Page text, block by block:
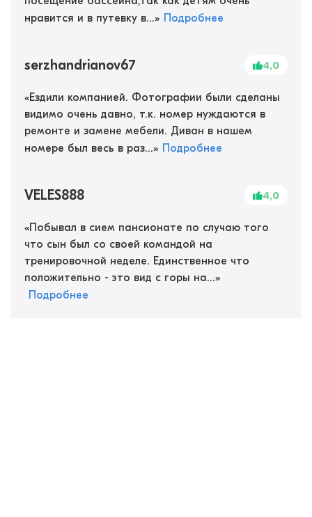
нравится и в путевку в...» Подробнее
serzhandrianov67 4,0
«Ездили компанией. Фотографии были сделаны
видимо очень давно, т.к. номер нуждаются в
ремонте и замене мебели. Диван в нашем
номере был весь в раз...» Подробнее
VELES888 4,0
«Побывал в сием пансионате по случаю того
что сын был со своей командой на
тренировочной неделе. Единственное что
положительно - это вид с горы на...»
Подробнее